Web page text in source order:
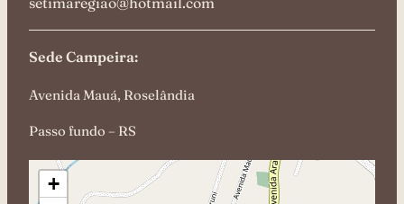
Sede Campeira:
Avenida Mauá, Roselândia
Passo fundo – RS
+